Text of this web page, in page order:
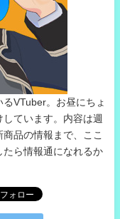
るVTuber。お昼にちょ
ています。内容は週
品の情報まで、ここ
たら情報通になれるか